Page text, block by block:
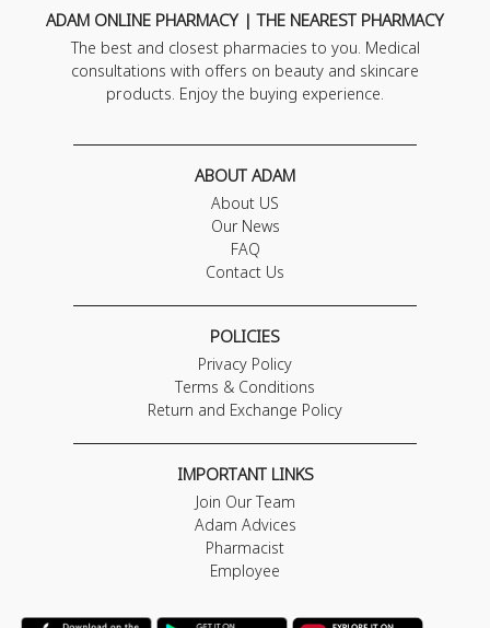
ADAM ONLINE PHARMACY | THE NEAREST PHARMACY
The best and closest pharmacies to you. Medical
consultations with offers on beauty and skincare
products. Enjoy the buying experience.
ABOUT ADAM
About US
Our News
FAQ
Contact Us
POLICIES
Privacy Policy
Terms & Conditions
Return and Exchange Policy
IMPORTANT LINKS
Join Our Team
Adam Advices
Pharmacist
Employee